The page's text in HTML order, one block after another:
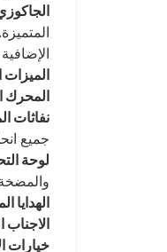
الإضافية
المحرك
نفاثات
جميع
لوحة
الهدايا
خيارات